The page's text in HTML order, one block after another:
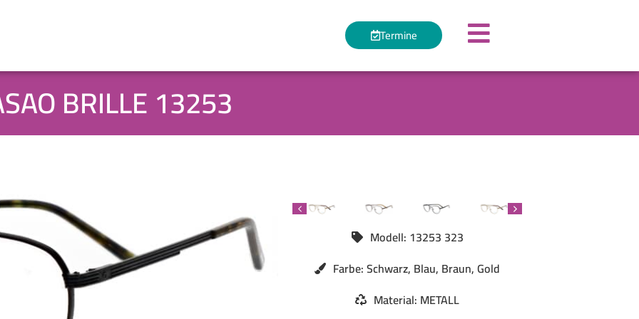
Termine
BRILLE 13253
Modell: 13253 323
Farbe: Schwarz, Blau, Braun, Gold
Material: METALL